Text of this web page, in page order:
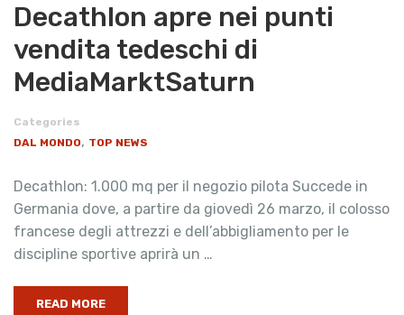
Decathlon apre nei punti
vendita tedeschi di
MediaMarktSaturn
Categories
DAL MONDO, TOP NEWS
Decathlon: 1.000 mq per il negozio pilota Succede in
Germania dove, a partire da giovedì 26 marzo, il colosso
francese degli attrezzi e dell’abbigliamento per le
discipline sportive aprirà un …
READ MORE